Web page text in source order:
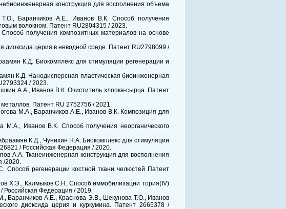
конструкция для восполнения объема
Баранчиков А.Е., Иванов В.К. Способ получения
волокном. Патент RU2804315 / 2023.
получения композитных материалов на основе
церия в неводной среде. Патент RU2798099 /
К.Д. Биокомплекс для стимуляции регенерации и
К.Д. Нанодисперсная пластическая биоинженерная
/ 2023.
А.А., Иванов В.К. Очиститель хлопка-сырца. Патент
Патент RU 2752756 / 2021.
М.А., Баранчиков А.Е., Иванов В.К. Композиция для
М.А., Иванов В.К. Способ получения неорганического
К.Д., Чунихин Н.А. Биокомплекс для стимуляции
/ Российская Федерация / 2020.
А.А. Тканеинженерная конструкция для восполнения
/2020.
регенерации костной ткани челюстей Патент
Х.Э., Калмыков С.Н. Способ иммобилизации тория(IV)
Российская Федерация / 2019.
Баранчиков А.Е., Краснова Э.В., Шекунова Т.О., Иванов
диоксида церия и куркумина. Патент 2665378 /